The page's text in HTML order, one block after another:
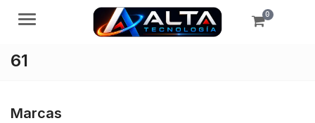
Menú 0
61
Marcas